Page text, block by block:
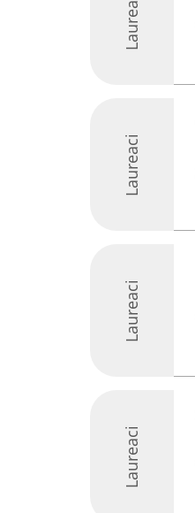
Laureaci
Laureaci
Laureaci
Laureaci